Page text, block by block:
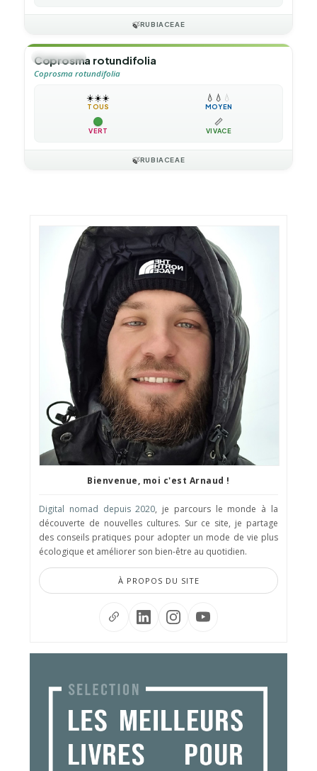
🍃RUBIACEAE
🌲ARBUSTE
Coprosma rotundifolia
Coprosma rotundifolia
☀️☀️☀️
TOUS
💧 💧 💧
MOYEN
VERT
📏
VIVACE
🍃RUBIACEAE
Bienvenue, moi c'est Arnaud !
Digital nomad depuis 2020, je parcours le monde à la
découverte de nouvelles cultures. Sur ce site, je partage
des conseils pratiques pour adopter un mode de vie plus
écologique et améliorer son bien-être au quotidien.
À PROPOS DU SITE